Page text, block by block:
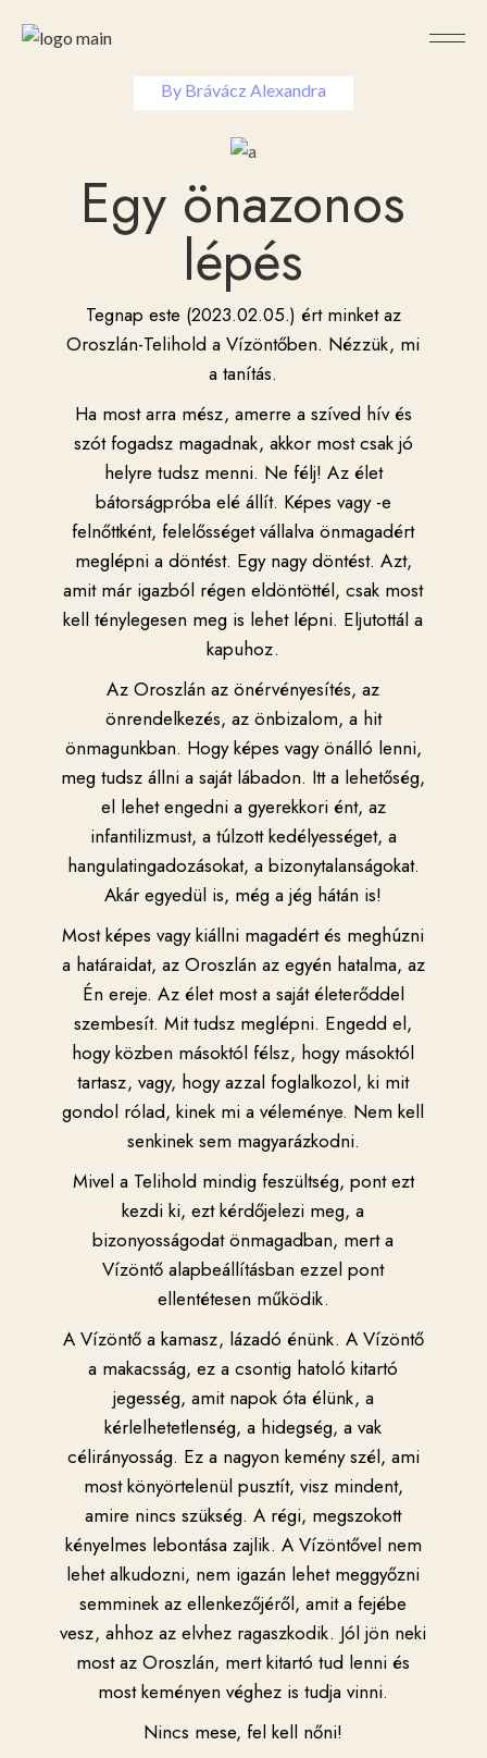
By Brávácz Alexandra
Egy önazonos
lépés
Tegnap este (2023.02.05.) ért minket az
Oroszlán-Telihold a Vízöntőben. Nézzük, mi
a tanítás.
Ha most arra mész, amerre a szíved hív és
szót fogadsz magadnak, akkor most csak jó
helyre tudsz menni. Ne félj! Az élet
bátorságpróba elé állít. Képes vagy -e
felnőttként, felelősséget vállalva önmagadért
meglépni a döntést. Egy nagy döntést. Azt,
amit már igazból régen eldöntöttél, csak most
kell ténylegesen meg is lehet lépni. Eljutottál a
kapuhoz.
AzOroszlán az önérvényesítés, az
önrendelkezés, az önbizalom, a hit
önmagunkban. Hogy képes vagy önálló lenni,
meg tudsz állni a saját lábadon. Itt a lehetőség,
el lehet engedni a gyerekkori ént, az
infantilizmust, a túlzott kedélyességet, a
hangulatingadozásokat, a bizonytalanságokat.
Akár egyedül is, még a jég hátán is!
Most képes vagy kiállni magadért és meghúzni
a határaidat, az Oroszlán az egyén hatalma, az
Én ereje. Az élet most a saját életerőddel
szembesít. Mit tudsz meglépni. Engedd el,
hogy közben másoktól félsz, hogy másoktól
tartasz, vagy, hogy azzal foglalkozol, ki mit
gondol rólad, kinek mi a véleménye. Nem kell
senkinek sem magyarázkodni.
Mivel a Telihold mindig feszültség, pont ezt
kezdi ki, ezt kérdőjelezi meg, a
bizonyosságodat önmagadban, mert a
Vízöntő alapbeállításban ezzel pont
ellentétesen működik.
A Vízöntő a kamasz, lázadó énünk. A Vízöntő
a makacsság, ez a csontig hatoló kitartó
jegesség, amit napok óta élünk, a
kérlelhetetlenség, a hidegség, a vak
célirányosság. Ez a nagyon kemény szél, ami
most könyörtelenül pusztít, visz mindent,
amire nincs szükség. A régi, megszokott
kényelmes lebontása zajlik. A Vízöntővel nem
lehet alkudozni, nem igazán lehet meggyőzni
semminek az ellenkezőjéről, amit a fejébe
vesz, ahhoz az elvhez ragaszkodik. Jól jön neki
most az Oroszlán, mert kitartó tud lenni és
most keményen véghez is tudja vinni.
Nincs mese, fel kell nőni!